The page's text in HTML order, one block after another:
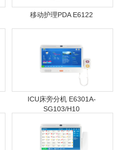
移动护理PDA E6122
ICU床旁分机 E6301A-
SG103/H10